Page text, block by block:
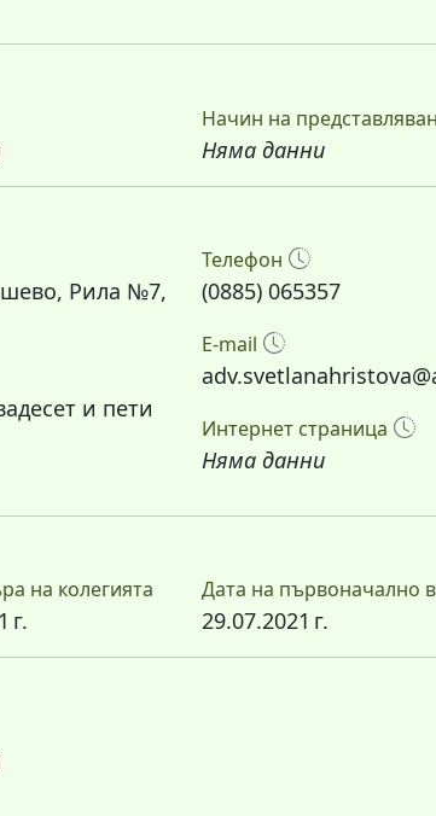
Начин на
Няма данни
Рила №7,
и пети
Телефон
(0885) 065357
E-mail
Интернет страница
Няма данни
на колегията
г.
Дата на първоначално
29.07.2021 г.